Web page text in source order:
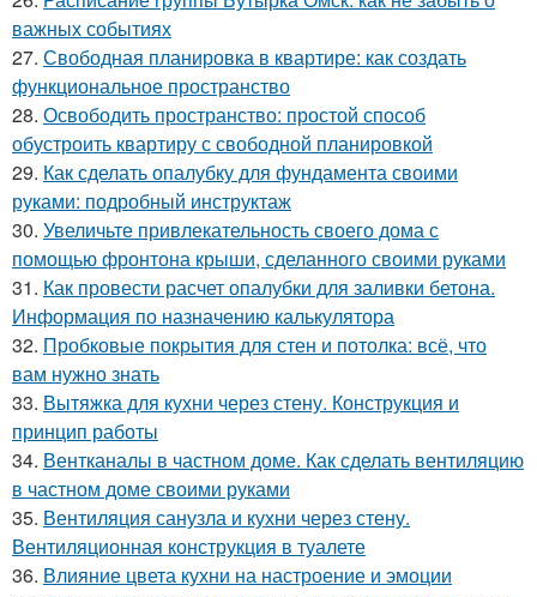
важных событиях
27. Свободная планировка в квартире: как создать
функциональное пространство
28. Освободить пространство: простой способ
обустроить квартиру с свободной планировкой
29. Как сделать опалубку для фундамента своими
руками: подробный инструктаж
30. Увеличьте привлекательность своего дома с
помощью фронтона крыши, сделанного своими руками
31. Как провести расчет опалубки для заливки бетона.
Информация по назначению калькулятора
32. Пробковые покрытия для стен и потолка: всё, что
вам нужно знать
33. Вытяжка для кухни через стену. Конструкция и
принцип работы
34. Вентканалы в частном доме. Как сделать вентиляцию
в частном доме своими руками
35. Вентиляция санузла и кухни через стену.
Вентиляционная конструкция в туалете
36. Влияние цвета кухни на настроение и эмоции